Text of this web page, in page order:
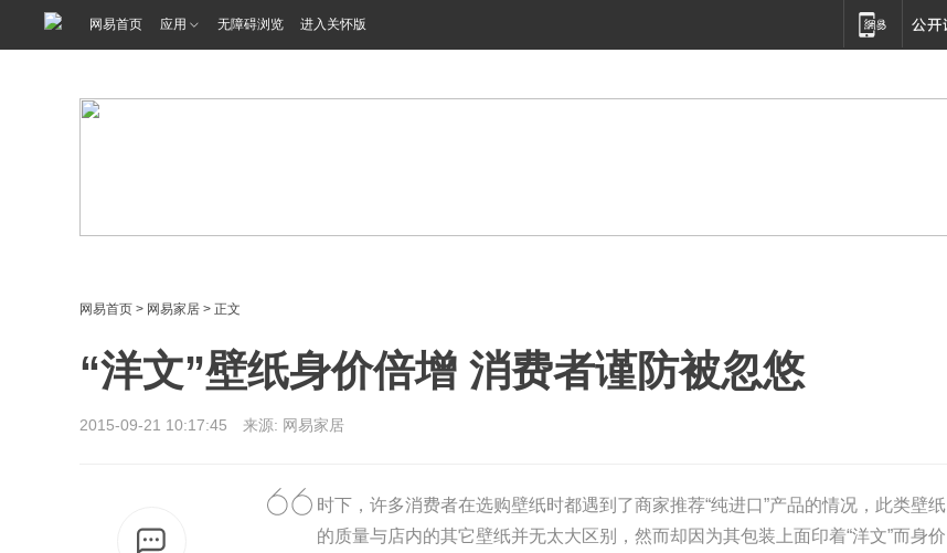
网易首页 应用 无障碍浏览 进入关怀版
网易首页 > 网易家居 > 正文
“洋文”壁纸身价倍增 消费者谨防被忽悠
2015-09-21 10:17:45 来源: 网易家居
时下，许多消费者在选购壁纸时都遇到了商家推荐“纯进口”产品的情况，此类壁纸
的质量与店内的其它壁纸并无太大区别，然而却因为其包装上面印着“洋文”而身价